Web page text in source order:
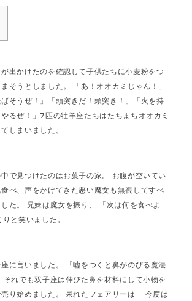
出かけたのを確認して子供たちに小麦粉をつ
そうとしました。 「あ！オオカミじゃん！」
ばそうぜ！」「頭突きだ！頭突き！」「火を持
るぜ！」7匹の牡羊座たちはたちまちオオカミ
しまいました。
で見つけたのはお菓子の家。 お腹が空いてい
べ、声をかけてきた悪い魔女も無視してすべ
た。 兄妹は魔女を振り、 「次は何を食べよ
と笑いました。
に言いました。 「嘘をつくと鼻がのびる魔法
それでも双子座は伸びた鼻を材料にして小物を
り始めました。 呆れたフェアリーは 「今度は